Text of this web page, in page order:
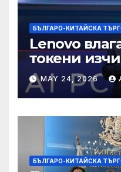
БЪЛГАРО-КИТАЙСКА
Lenovo
токени
мощност в
MAY 24, 2026
БЪЛГАРО-КИТАЙСКА